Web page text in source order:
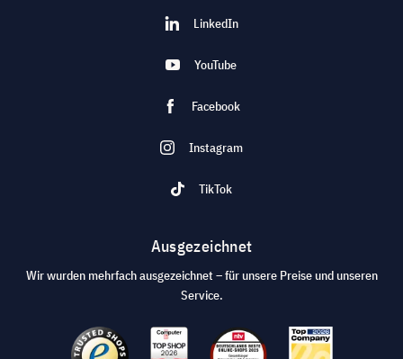
LinkedIn
YouTube
Facebook
Instagram
TikTok
Ausgezeichnet
Wir wurden mehrfach ausgezeichnet – für unsere Preise und unseren
Service.